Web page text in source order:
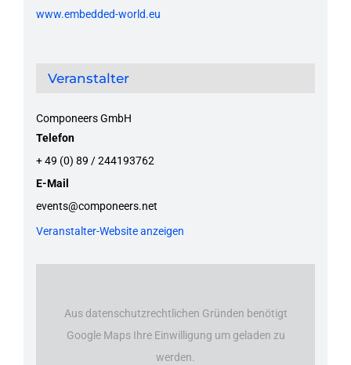
www.embedded-world.eu
Veranstalter
Componeers GmbH
Telefon
+ 49 (0) 89 / 244193762
E-Mail
events@componeers.net
Veranstalter-Website anzeigen
Aus datenschutzrechtlichen Gründen benötigt
Google Maps Ihre Einwilligung um geladen zu
werden.